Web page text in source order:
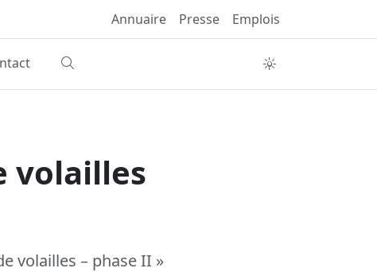
Annuaire Presse Emplois
volailles
volailles – phase II »